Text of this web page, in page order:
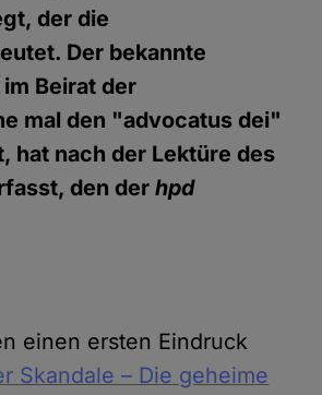
der die
Der bekannte
Beirat der
mal den "advocatus dei"
hat nach der Lektüre des
den derhpd
einen ersten Eindruck
Skandale – Die geheime